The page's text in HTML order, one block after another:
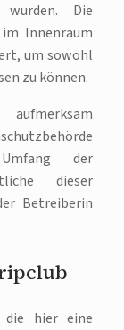
Die
Innenraum
um sowohl
zu können.
der
dieser
Betreiberin
die hier eine